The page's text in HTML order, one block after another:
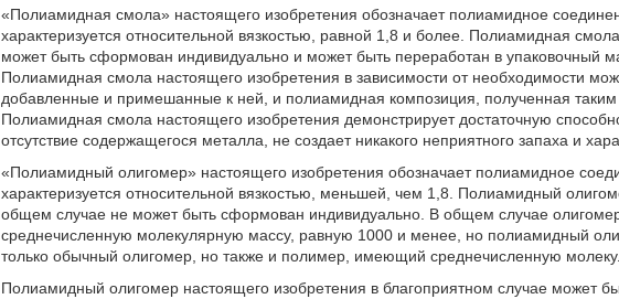
«Полиамидная смола» настоящего изобретения обозначает полиамидное
характеризуется относительной вязкостью, равной 1,8 и более. Полиамидная
может быть сформован индивидуально и может быть переработан в упаковочный
Полиамидная смола настоящего изобретения в зависимости от необходимости
добавленные и примешанные к ней, и полиамидная композиция, полученная
Полиамидная смола настоящего изобретения демонстрирует достаточную
отсутствие содержащегося металла, не создает никакого неприятного запаха и
«Полиамидный олигомер» настоящего изобретения обозначает полиамидное
характеризуется относительной вязкостью, меньшей, чем 1,8. Полиамидный
общем случае не может быть сформован индивидуально. В общем случае
среднечисленную молекулярную массу, равную 1000 и менее, но полиамидный
только обычный олигомер, но также и полимер, имеющий среднечисленную
Полиамидный олигомер настоящего изобретения в благоприятном случае может